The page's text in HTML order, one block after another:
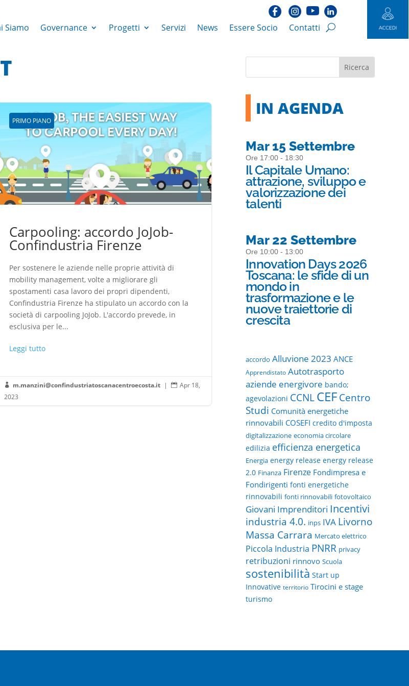
Siamo Governance Progetti Servizi News Essere Socio Contatti
PRIMO PIANO
Carpooling: accordo JoJob-
Confindustria Firenze
Per sostenere le aziende nelle proprie attività di
mobility management, volte a migliorare gli
spostamenti casa lavoro dei propri dipendenti,
Confindustria Firenze ha stipulato un accordo con la
società di carpooling JoJob. L'accordo prevede, in
esclusiva per le...
Leggi tutto
 m.manzini@confindustriatoscanacentroecosta.it |  Apr 18,
2023
IN AGENDA
Mar 15 Settembre
Ore 17:00 - 18:30
Il Capitale Umano:
attrazione, sviluppo e
valorizzazione dei
talenti
Mar 22 Settembre
Ore 10:00 - 13:00
Innovation Days 2026
Toscana: le sfide di un
mondo in
trasformazione e le
nuove traiettorie di
crescita
accordo Alluvione 2023 ANCE
Apprendistato Autotrasporto
aziende energivore bando;
agevolazioni CCNLCEF Centro
Studi Comunità energetiche
rinnovabili COSEFI credito d'imposta
digitalizzazione economia circolare
edilizia efficienza energetica
Energia energy release energy release
2.0 Finanza Firenze Fondimpresa e
Fondirigenti fonti energetiche
rinnovabili fonti rinnovabili fotovoltaico
Giovani Imprenditori Incentivi
industria 4.0. inps IVA Livorno
Massa Carrara Mercato elettrico
Piccola Industria PNRR privacy
retribuzioni rinnovo Scuola
sostenibilità Start up
Innovative territorio Tirocini e stage
turismo